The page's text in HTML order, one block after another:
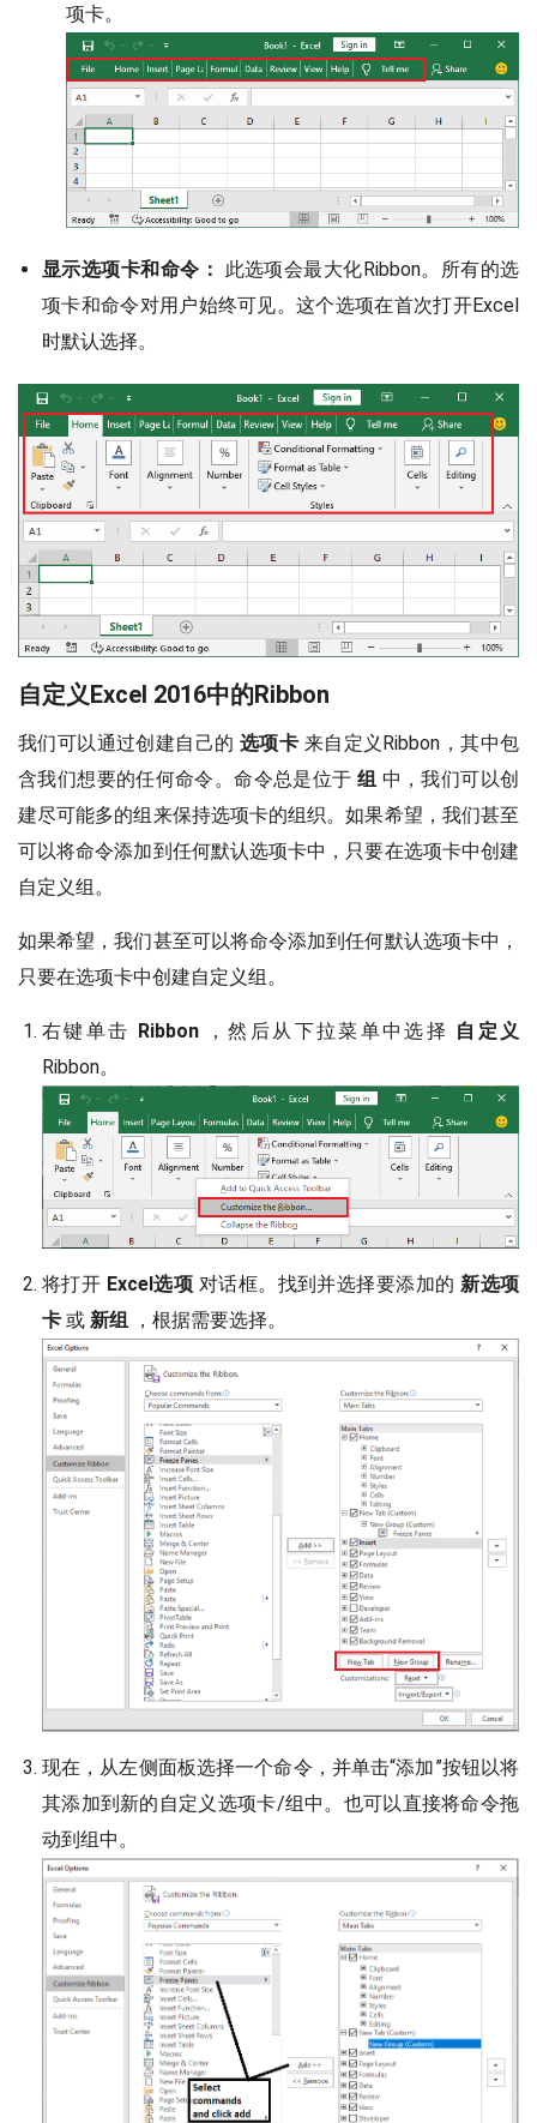
项卡。
显示选项卡和命令：
此选项会最大化Ribbon。所有的选
项卡和命令对用户始终可见。这个选项在首次打开Excel
时默认选择。
自定义Excel 2016中的Ribbon
我们可以通过创建自己的 选项卡 来自定义Ribbon，其中包
含我们想要的任何命令。命令总是位于 组 中，我们可以创
建尽可能多的组来保持选项卡的组织。如果希望，我们甚至
可以将命令添加到任何默认选项卡中，只要在选项卡中创建
自定义组。
如果希望，我们甚至可以将命令添加到任何默认选项卡中，
只要在选项卡中创建自定义组。
右键单击 Ribbon，然后从下拉菜单中选择 自定义
Ribbon。
将打开 Excel选项 对话框。找到并选择要添加的新选项
卡 或 新组 ，根据需要选择。
现在，从左侧面板选择一个命令，并单击“添加”按钮以将
其添加到新的自定义选项卡/组中。也可以直接将命令拖
动到组中。